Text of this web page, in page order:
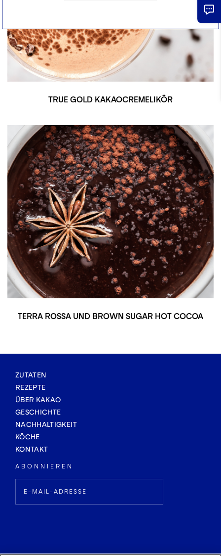
TRUE GOLD KAKAOCREMELIKÖR
TERRA ROSSA UND BROWN SUGAR HOT COCOA
ZUTATEN
REZEPTE
ÜBER KAKAO
GESCHICHTE
NACHHALTIGKEIT
KÖCHE
KONTAKT
ABONNIEREN